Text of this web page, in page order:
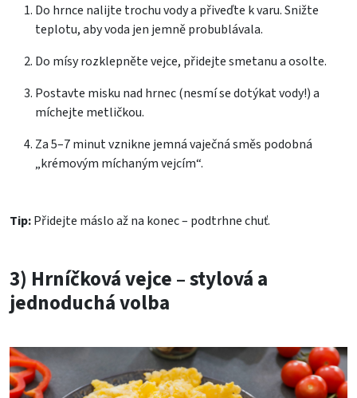
Do hrnce nalijte trochu vody a přiveďte k varu. Snižte
teplotu, aby voda jen jemně probublávala.
Do mísy rozklepněte vejce, přidejte smetanu a osolte.
Postavte misku nad hrnec (nesmí se dotýkat vody!) a
míchejte metličkou.
Za 5–7 minut vznikne jemná vaječná směs podobná
„krémovým míchaným vejcím“.
Tip:Přidejte máslo až na konec – podtrhne chuť.
3) Hrníčková vejce – stylová a
jednoduchá volba